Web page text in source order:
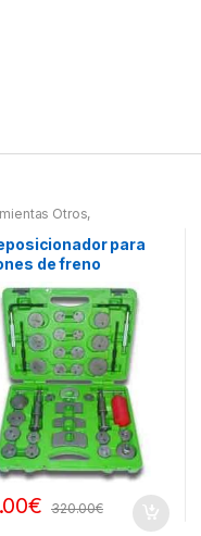
Otros,
para
de freno
€ 320.00€